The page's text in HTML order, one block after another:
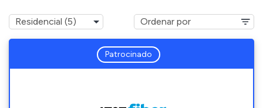
Patrocinado